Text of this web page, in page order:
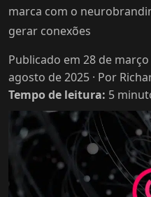
marca com o
gerar conexões
Publicado em 28 de
agosto de 2025 · Por
Tempo de leitura: 5